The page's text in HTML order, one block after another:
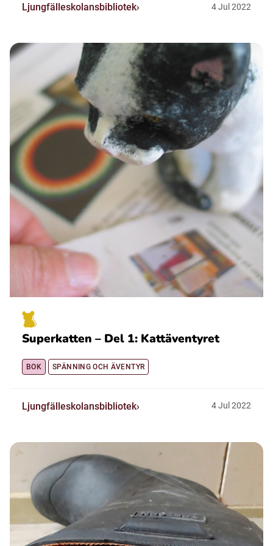
Ljungfälleskolansbibliotek 4Jul 2022
Superkatten – Del 1: Kattäventyret
BOK SPÄNNING OCH ÄVENTYR
Ljungfälleskolansbibliotek 4Jul 2022